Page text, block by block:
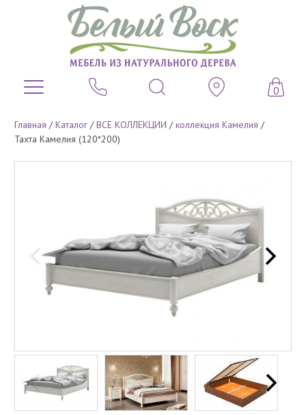
0
Главная /Каталог /ВСЕ КОЛЛЕКЦИИ /коллекция Камелия /
Тахта Камелия (120*200)